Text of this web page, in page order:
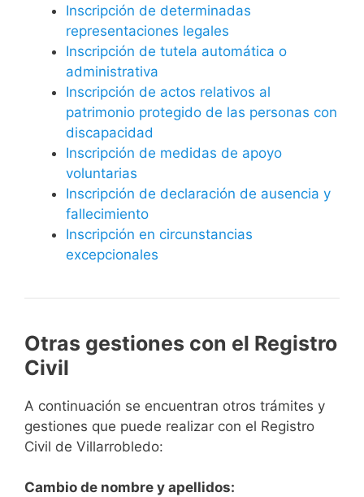
Inscripción de determinadas
representaciones legales
Inscripción de tutela automática o
administrativa
Inscripción de actos relativos al
patrimonio protegido de las personas con
discapacidad
Inscripción de medidas de apoyo
voluntarias
Inscripción de declaración de ausencia y
fallecimiento
Inscripción en circunstancias
excepcionales
Otras gestiones con el Registro
Civil
A continuación se encuentran otros trámites y
gestiones que puede realizar con el Registro
Civil de Villarrobledo:
Cambio de nombre y apellidos: